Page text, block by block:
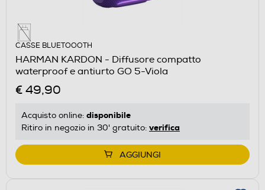
CASSE BLUETOOOTH
HARMAN KARDON - Diffusore compatto
waterproof e antiurto GO 5-Viola
€ 49,90
Acquisto online: disponibile
Ritiro in negozio in 30' gratuito: verifica
AGGIUNGI